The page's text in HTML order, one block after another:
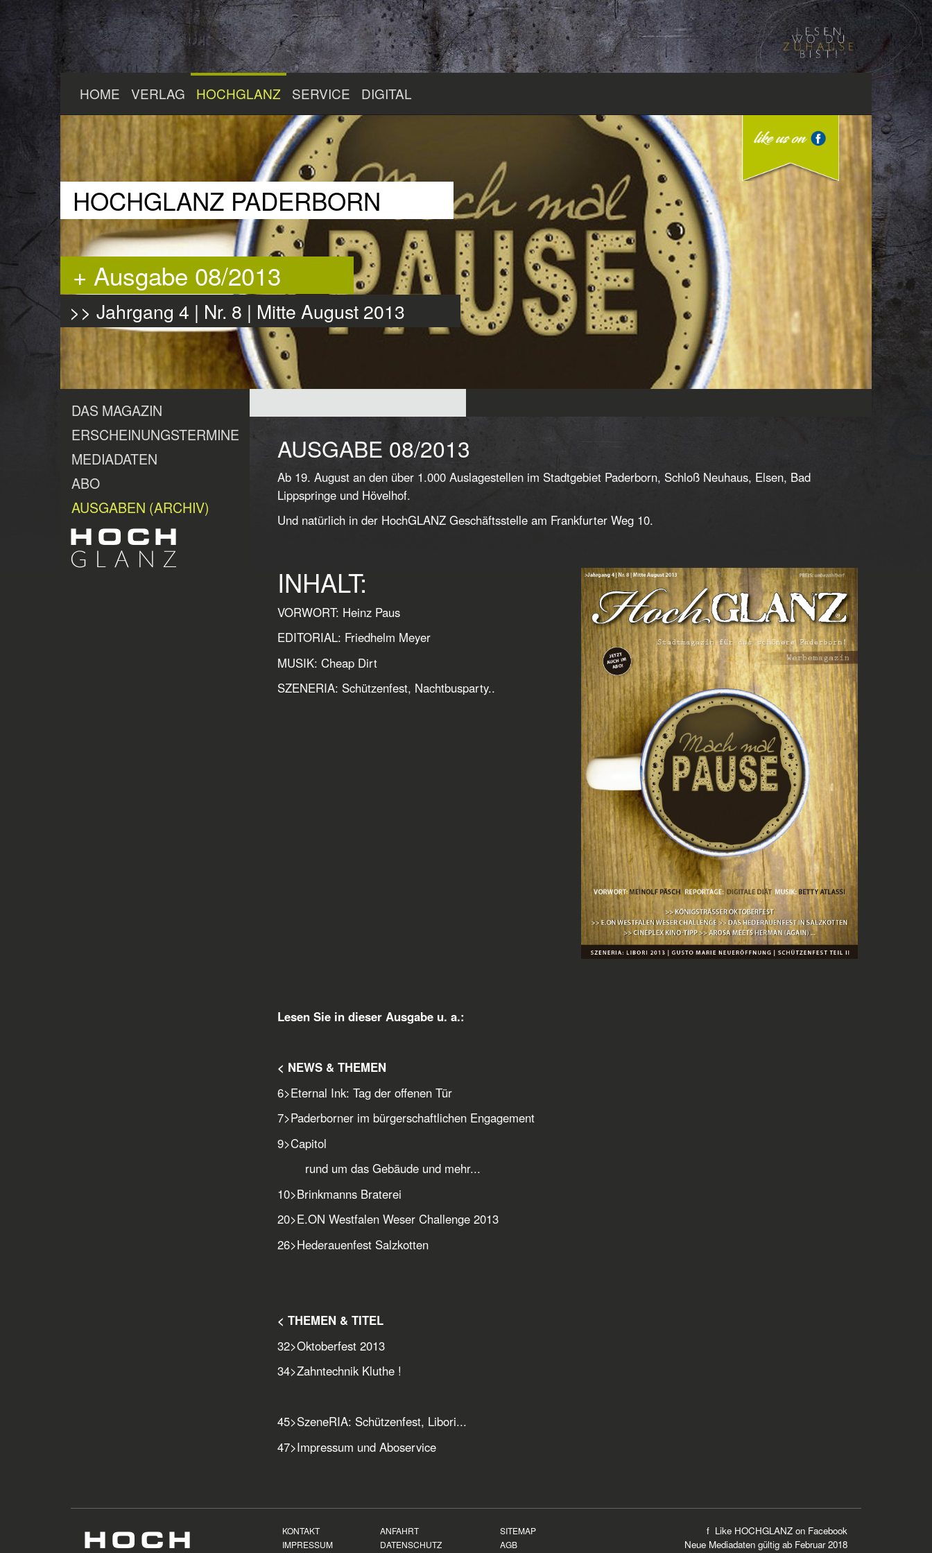
Hauptinhalt
HOME VERLAG HOCHGLANZ SERVICE DIGITAL
HOCHGLANZ PADERBORN
+ Ausgabe 08/2013
>> Jahrgang 4 | Nr. 8 | Mitte August 2013
DAS MAGAZIN
ERSCHEINUNGSTERMINE
MEDIADATEN
ABO
AUSGABEN (ARCHIV)
AUSGABE 08/2013
Ab 19. August an den über 1.000 Auslagestellen im Stadtgebiet Paderborn, Schloß Neuhaus, Elsen, Bad
Lippspringe und Hövelhof.
Und natürlich in der HochGLANZ Geschäftsstelle am Frankfurter Weg 10.
INHALT:
VORWORT: Heinz Paus
EDITORIAL: Friedhelm Meyer
MUSIK: Cheap Dirt
SZENERIA: Schützenfest, Nachtbusparty..
Lesen Sie in dieser Ausgabe u. a.:
< NEWS & THEMEN
6>Eternal Ink: Tag der offenen Tür
7>Paderborner im bürgerschaftlichen Engagement
9>Capitol
rund um das Gebäude und mehr...
10>Brinkmanns Braterei
20>E.ON Westfalen Weser Challenge 2013
26>Hederauenfest Salzkotten
< THEMEN & TITEL
32>Oktoberfest 2013
34>Zahntechnik Kluthe !
45>SzeneRIA: Schützenfest, Libori...
47>Impressum und Aboservice
KONTAKT ANFAHRT
SITEMAP
IMPRESSUM
DATENSCHUTZ
AGB
f Like HOCHGLANZ on Facebook
Neue Mediadaten gültig ab Februar 2018